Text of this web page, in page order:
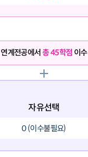
연계전공에서총 45학점 이수
자유선택
0 (이수불필요)